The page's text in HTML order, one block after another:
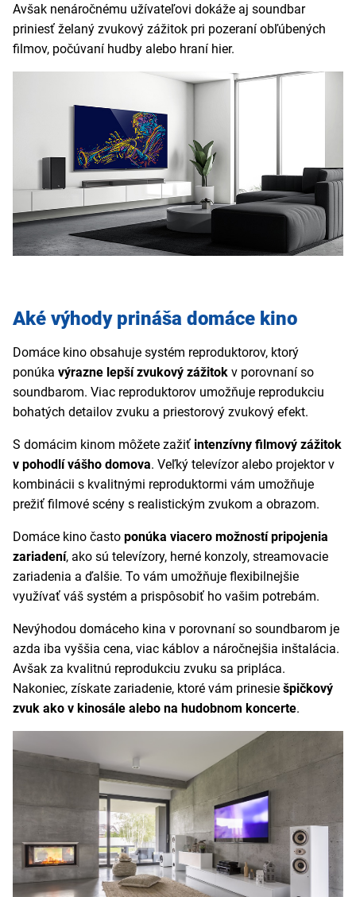
Avšak nenáročnému užívateľovi dokáže aj soundbar
priniesť želaný zvukový zážitok pri pozeraní obľúbených
filmov, počúvaní hudby alebo hraní hier.
Aké výhody prináša domáce kino
Domáce kino obsahuje systém reproduktorov, ktorý
ponúka výrazne lepší zvukový zážitok v porovnaní so
soundbarom. Viac reproduktorov umožňuje reprodukciu
bohatých detailov zvuku a priestorový zvukový efekt.
S domácim kinom môžete zažiť intenzívny filmový zážitok
v pohodlí vášho domova. Veľký televízor alebo projektor v
kombinácii s kvalitnými reproduktormi vám umožňuje
prežiť filmové scény s realistickým zvukom a obrazom.
Domáce kino často ponúka viacero možností pripojenia
zariadení, ako sú televízory, herné konzoly, streamovacie
zariadenia a ďalšie. To vám umožňuje flexibilnejšie
využívať váš systém a prispôsobiť ho vašim potrebám.
Nevýhodou domáceho kina v porovnaní so soundbarom je
azda iba vyššia cena, viac káblov a náročnejšia inštalácia.
Avšak za kvalitnú reprodukciu zvuku sa pripláca.
Nakoniec, získate zariadenie, ktoré vám prinesie špičkový
zvuk ako v kinosále alebo na hudobnom koncerte.